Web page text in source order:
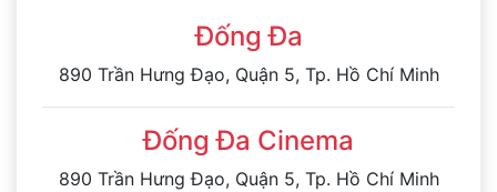
Đống Đa
890 Trần Hưng Đạo, Quận 5, Tp. Hồ Chí Minh
Đống Đa Cinema
890 Trần Hưng Đạo, Quận 5, Tp. Hồ Chí Minh